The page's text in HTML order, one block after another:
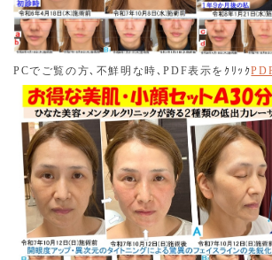
スタッフ（看護師）パートの、募集を行
ご興味がある方は、お気軽にご連絡くだ
2025.08.01
画像診断の費用について。初診の患者様
３回は無料です。４回目からは2,200円
す。尚、全ての患者様対象ですが、施術
なると無料で画像診断を致します。これ
施術も対象です。
2025.08.01
令和7年7月30日より、お得な美肌・小顔
ス(施術費用11,000円(税込))を開始しま
PCでご覧の方､不鮮明な時､PDF表示をｸﾘｯｸ